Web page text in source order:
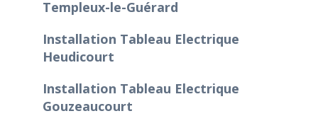
Templeux-le-Guérard
Installation Tableau Electrique
Heudicourt
Installation Tableau Electrique
Gouzeaucourt